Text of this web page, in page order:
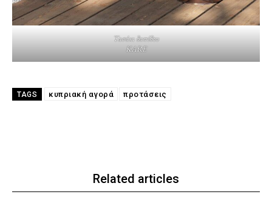
Τασάκι δαπέδου
KARE
TAGS κυπριακή αγορά προτάσεις
Related articles